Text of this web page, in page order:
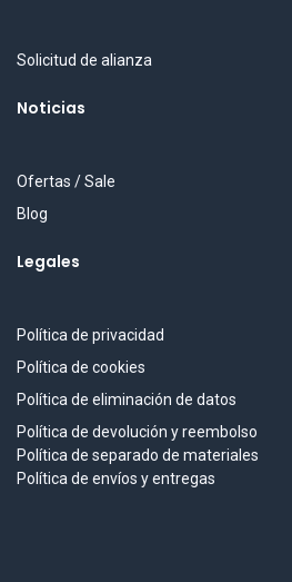
Solicitud de alianza
Noticias
Ofertas / Sale
Blog
Legales
Política de privacidad
Política de cookies
Política de eliminación de datos
Política de devolución y reembolso
Política de separado de materiales
Política de envíos y entregas